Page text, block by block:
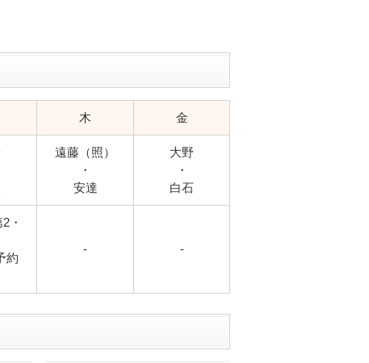
木 金
遠藤（照）
・
安達
大野
・
白石
・
約
- -